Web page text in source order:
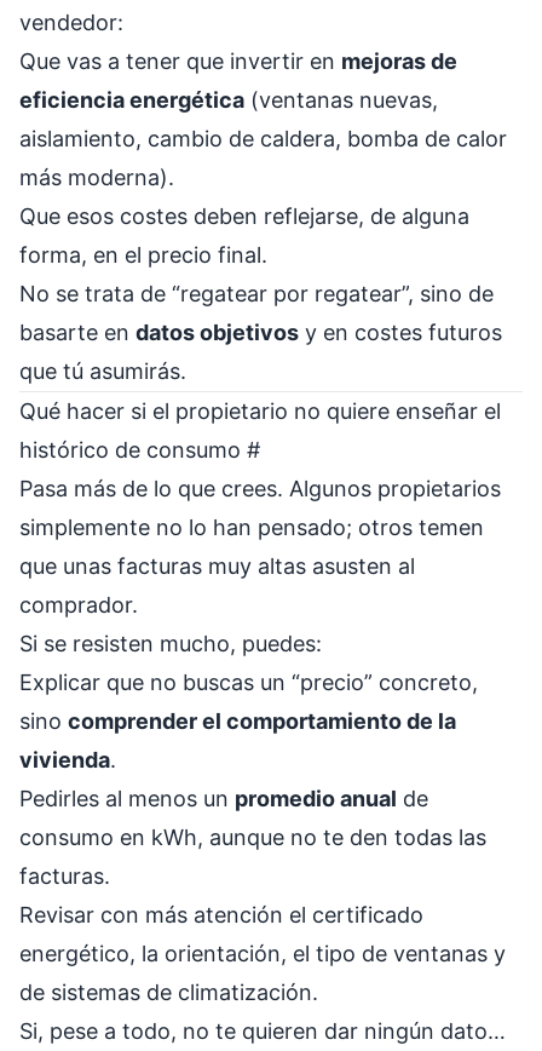
vendedor:
Que vas a tener que invertir en mejoras de
eficiencia energética (ventanas nuevas,
aislamiento, cambio de caldera, bomba de calor
más moderna).
Que esos costes deben reflejarse, de alguna
forma, en el precio final.
No se trata de “regatear por regatear”, sino de
basarte en datos objetivos y en costes futuros
que tú asumirás.
Qué hacer si el propietario no quiere enseñar el
histórico de consumo #
Pasa más de lo que crees. Algunos propietarios
simplemente no lo han pensado; otros temen
que unas facturas muy altas asusten al
comprador.
Si se resisten mucho, puedes:
Explicar que no buscas un “precio” concreto,
sino comprender el comportamiento de la
vivienda.
Pedirles al menos un promedio anual de
consumo en kWh, aunque no te den todas las
facturas.
Revisar con más atención el certificado
energético, la orientación, el tipo de ventanas y
de sistemas de climatización.
Si, pese a todo, no te quieren dar ningún dato…